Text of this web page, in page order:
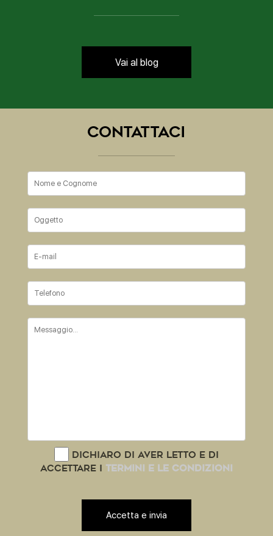
Vai al blog
Contattaci
Dichiaro di aver letto e di
accettare i termini e le condizioni
Accetta e invia